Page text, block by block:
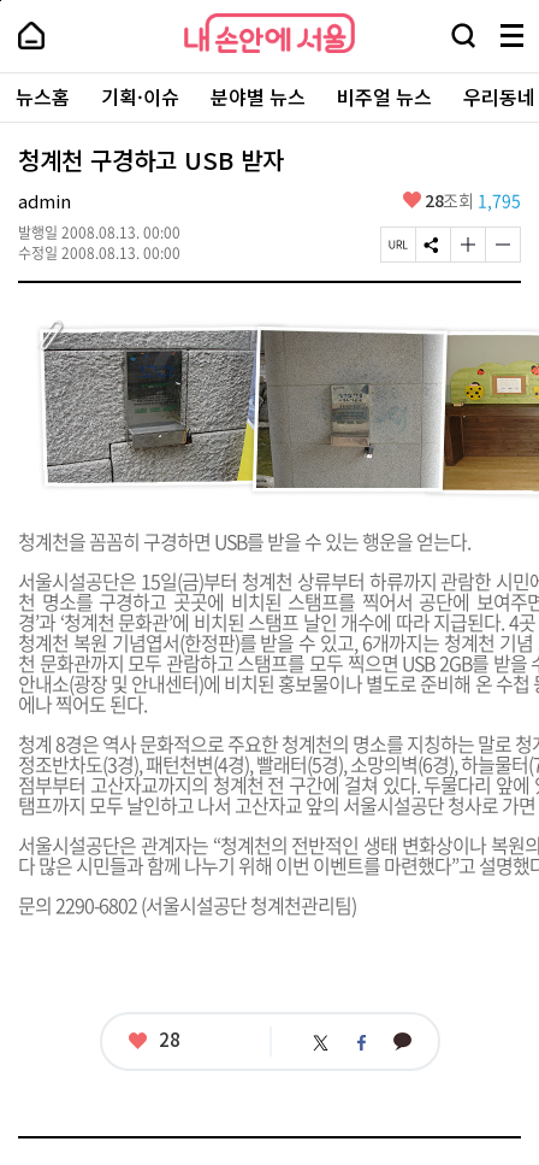
본
로
가
내
손
안
에
서
울
-
서
울
시
대
표
소
내
손
에
울
검
창
열
기
메
뉴
전
체
보
주
요
서
뉴스홈 기획·이슈 분야별 뉴스 비주얼 뉴스 우리동
청계천 구경하고 USB 받자
admin
발행일 2008.08.13. 00:00
수정일 2008.08.13. 00:00
좋
요
28조회 1,795
페
이
R
L
복
사
S
N
유
하
기
글
자
크
게
변
경
하
기
글
자
작
게
변
경
하
청계천을 꼼꼼히 구경하면 USB를 받을 수 있는 행운을 얻는다.
서울시설공단은 15일(금)부터 청계천 상류부터 하류까지 관람한 시민
천 명소를 구경하고 곳곳에 비치된 스탬프를 찍어서 공단에 보여주
경’과 ‘청계천 문화관’에 비치된 스탬프 날인 개수에 따라 지급된다. 4
청계천 복원 기념엽서(한정판)를 받을 수 있고, 6개까지는 청계천 기
천 문화관까지 모두 관람하고 스탬프를 모두 찍으면 USB 2GB를 받을
안내소(광장 및 안내센터)에 비치된 홍보물이나 별도로 준비해 온 수첩
에나 찍어도 된다.
청계 8경은 역사 문화적으로 주요한 청계천의 명소를 지칭하는 말로
정조반차도(3경), 패턴천변(4경), 빨래터(5경), 소망의벽(6경), 하늘물터
점부부터 고산자교까지의 청계천 전 구간에 걸쳐 있다. 두물다리 앞
탬프까지 모두 날인하고 나서 고산자교 앞의 서울시설공단 청사로 가
서울시설공단은 관계자는 “청계천의 전반적인 생태 변화상이나 복원
다 많은 시민들과 함께 나누기 위해 이번 이벤트를 마련했다”고 설명했
문의 2290-6802 (서울시설공단 청계천관리팀)
좋
28 트 페 카
페
상
단
로